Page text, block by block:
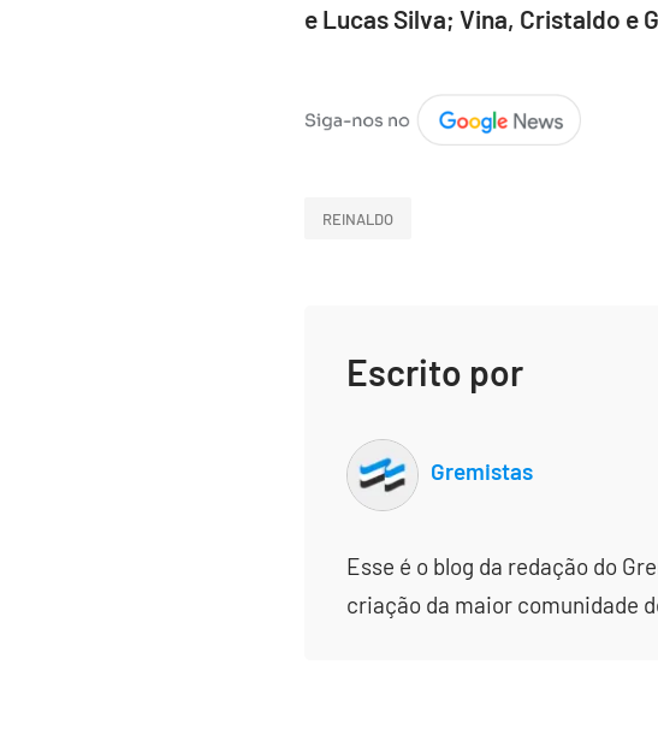
e Lucas Silva; Vina, Cristaldo e
REINALDO
Escrito por
Gremistas
Esse é o blog da redação do
criação da maior comunidade